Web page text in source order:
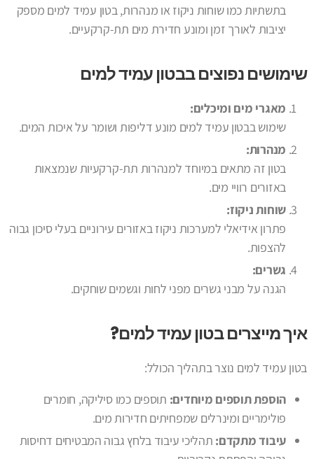
בתשתיות כמו שוחות ניקוז או מנהרות, בטון עמיד למים מספק
יציבות לאורך זמן ומונע חדירת מים תת-קרקעיים.
שימושים נפוצים בבטון עמיד למים
מאגרי מים ומיכלים:
שימוש בבטון עמיד למים מונע דליפות ושומר על איכות המים.
מנהרות:
בטון זה מתאים במיוחד למנהרות תת-קרקעיות שנמצאות
באזורים רוויי מים.
שוחות ניקוז:
פתרון אידיאלי למערכות ניקוז באזורים עירוניים בעלי סיכון גבוה
להצפות.
גשרים:
הגנה על מבני גשרים מפני לחות וגשמים שוחקים.
איך מייצרים בטון עמיד למים?
בטון עמיד למים נוצר בתהליך הכולל:
הוספת תוספים מיוחדים: תוספים כמו סיליקה, חומרים
פולימריים ומינרלים שמפחיתים חדירות מים.
עיבוד מתקדם: תהליכי עיבוד בלחץ גבוה המבטיחים דחיסות